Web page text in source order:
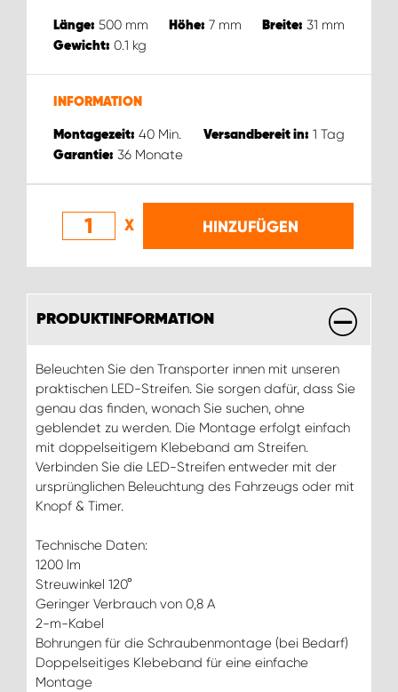
Länge: 500 mm Höhe: 7 mm Breite: 31 mm
Gewicht: 0.1 kg
INFORMATION
Montagezeit: 40 Min. Versandbereit in: 1 Tag
Garantie: 36 Monate
X HINZUFÜGEN
PRODUKTINFORMATION
Beleuchten Sie den Transporter innen mit unseren
praktischen LED-Streifen. Sie sorgen dafür, dass Sie
genau das finden, wonach Sie suchen, ohne
geblendet zu werden. Die Montage erfolgt einfach
mit doppelseitigem Klebeband am Streifen.
Verbinden Sie die LED-Streifen entweder mit der
ursprünglichen Beleuchtung des Fahrzeugs oder mit
Knopf & Timer.
Technische Daten:
1200 lm
Streuwinkel 120°
Geringer Verbrauch von 0,8 A
2-m-Kabel
Bohrungen für die Schraubenmontage (bei Bedarf)
Doppelseitiges Klebeband für eine einfache
Montage